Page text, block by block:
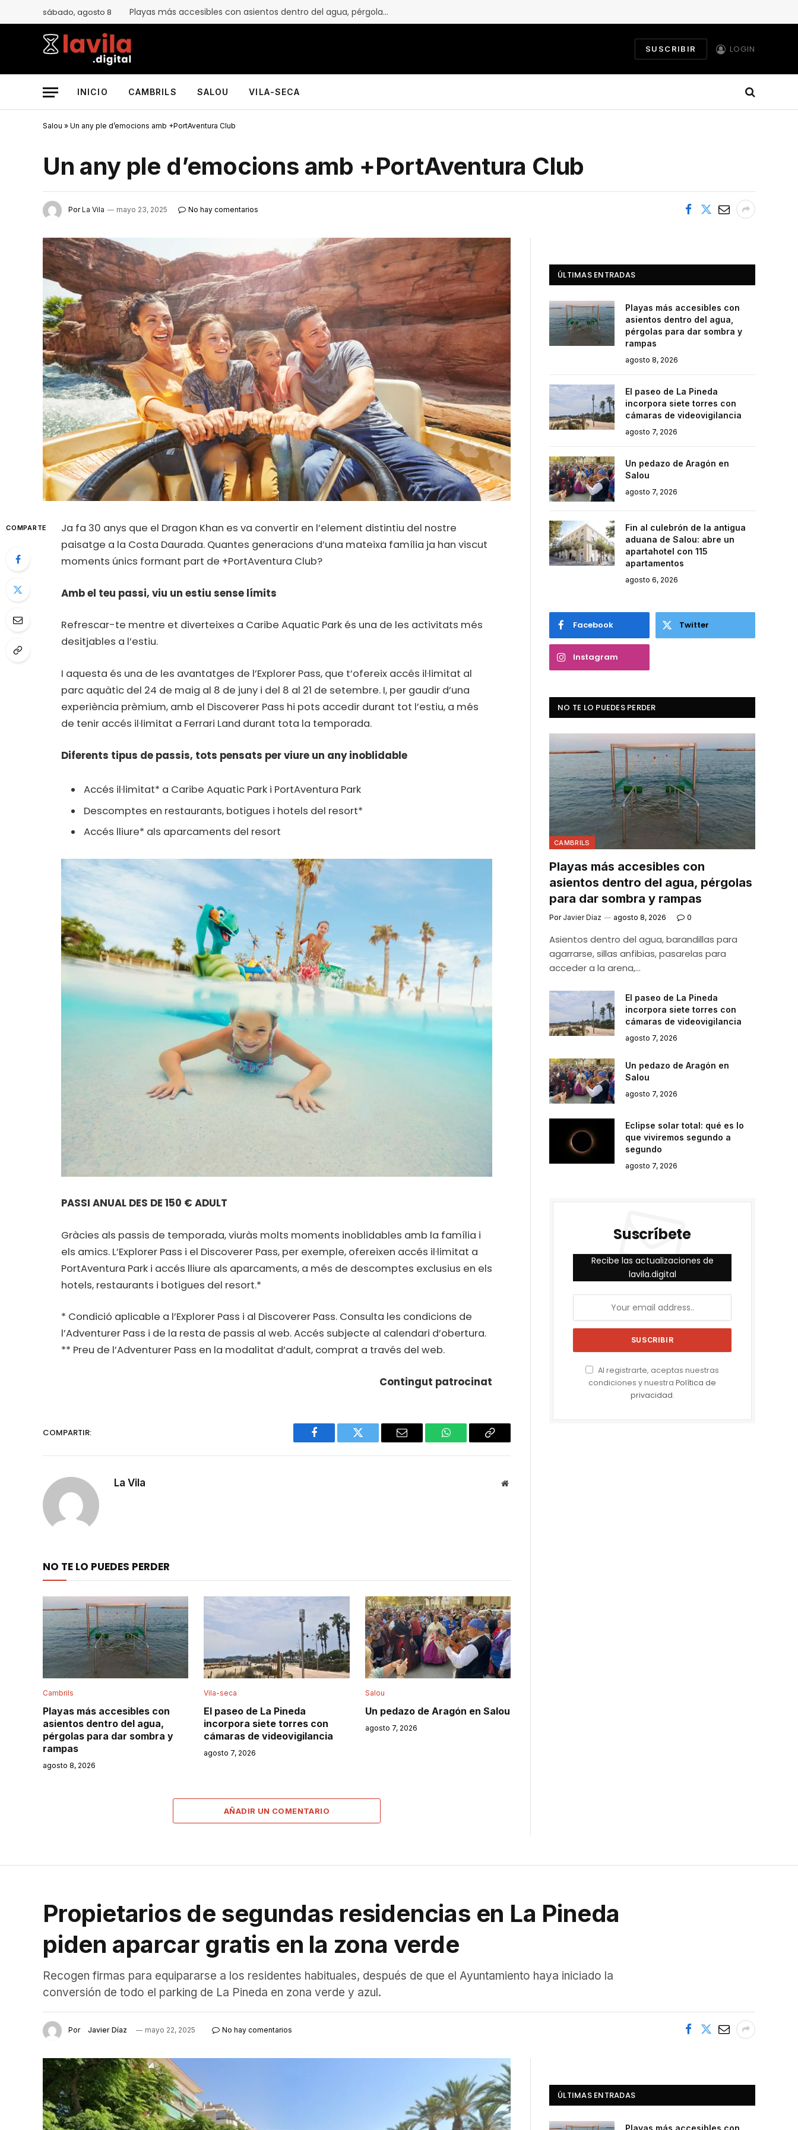
sábado, agosto 8 Playas más accesibles con asientos dentro del agua, pérgolas para dar sombra y rampas
SUSCRIBIR LOGIN
INICIO CAMBRILS SALOU VILA-SECA
Salou » Un any ple d’emocions amb +PortAventura Club
Un any ple d’emocions amb +PortAventura Club
Por La Vila mayo 23, 2025 No hay comentarios
COMPARTE
Ja fa 30 anys que el Dragon Khan es va convertir en l’element distintiu del nostre
paisatge a la Costa Daurada. Quantes generacions d’una mateixa família ja han viscut
moments únics formant part de +PortAventura Club?
Amb el teu passi, viu un estiu sense límits
Refrescar-te mentre et diverteixes a Caribe Aquatic Park és una de les activitats més
desitjables a l’estiu.
I aquesta és una de les avantatges de l’Explorer Pass, que t’ofereix accés il·limitat al
parc aquàtic del 24 de maig al 8 de juny i del 8 al 21 de setembre. I, per gaudir d’una
experiència prèmium, amb el Discoverer Pass hi pots accedir durant tot l’estiu, a més
de tenir accés il·limitat a Ferrari Land durant tota la temporada.
Diferents tipus de passis, tots pensats per viure un any inoblidable
Accés il·limitat* a Caribe Aquatic Park i PortAventura Park
Descomptes en restaurants, botigues i hotels del resort*
Accés lliure* als aparcaments del resort
PASSI ANUAL DES DE 150 € ADULT
Gràcies als passis de temporada, viuràs molts moments inoblidables amb la família i
els amics. L’Explorer Pass i el Discoverer Pass, per exemple, ofereixen accés il·limitat a
PortAventura Park i accés lliure als aparcaments, a més de descomptes exclusius en els
hotels, restaurants i botigues del resort.*
* Condició aplicable a l’Explorer Pass i al Discoverer Pass. Consulta les condicions de
l’Adventurer Pass i de la resta de passis al web. Accés subjecte al calendari d’obertura.
** Preu de l’Adventurer Pass en la modalitat d’adult, comprat a través del web.
Contingut patrocinat
COMPARTIR:
Facebook Twitter Email WhatsAppCopy
La Vila Website
NO TE LO PUEDES PERDER
Cambrils
Playas más accesibles con
asientos dentro del agua,
pérgolas para dar sombra y
rampas
agosto 8, 2026
Vila-seca
El paseo de La Pineda
incorpora siete torres con
cámaras de videovigilancia
agosto 7, 2026
Salou
Un pedazo de Aragón en Salou
agosto 7, 2026
AÑADIR UN COMENTARIO
ÚLTIMAS ENTRADAS
Playas más accesibles con
asientos dentro del agua,
pérgolas para dar sombra y
rampas
agosto 8, 2026
El paseo de La Pineda
incorpora siete torres con
cámaras de videovigilancia
agosto 7, 2026
Un pedazo de Aragón en
Salou
agosto 7, 2026
Fin al culebrón de la antigua
aduana de Salou: abre un
apartahotel con 115
apartamentos
agosto 6, 2026
Facebook Twitter
Instagram
NO TE LO PUEDES PERDER
CAMBRILS
Playas más accesibles con
asientos dentro del agua, pérgolas
para dar sombra y rampas
Por Javier Díaz agosto 8, 2026 0
Asientos dentro del agua, barandillas para
agarrarse, sillas anfibias, pasarelas para
acceder a la arena,…
El paseo de La Pineda
incorpora siete torres con
cámaras de videovigilancia
agosto 7, 2026
Un pedazo de Aragón en
Salou
agosto 7, 2026
Eclipse solar total: qué es lo
que viviremos segundo a
segundo
agosto 7, 2026
Suscríbete
Recibe las actualizaciones de
lavila.digital
Al registrarte, aceptas nuestras
condiciones y nuestra Política de
privacidad.
Propietarios de segundas residencias en La Pineda
piden aparcar gratis en la zona verde
Recogen firmas para equipararse a los residentes habituales, después de que el Ayuntamiento haya iniciado la
conversión de todo el parking de La Pineda en zona verde y azul.
Por Javier Díaz mayo 22, 2025 No hay comentarios
ÚLTIMAS ENTRADAS
Playas más accesibles con